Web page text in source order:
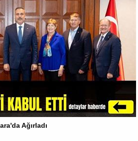
Ağırladı